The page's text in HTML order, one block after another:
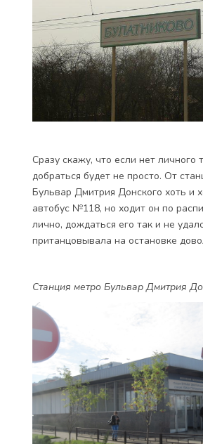
Сразу скажу, что если нет личного
добраться будет не просто. От
Бульвар Дмитрия Донского хоть и
автобус №118, но ходит он по
лично, дождаться его так и не
пританцовывала на остановке
Станция метро Бульвар Дмитрия